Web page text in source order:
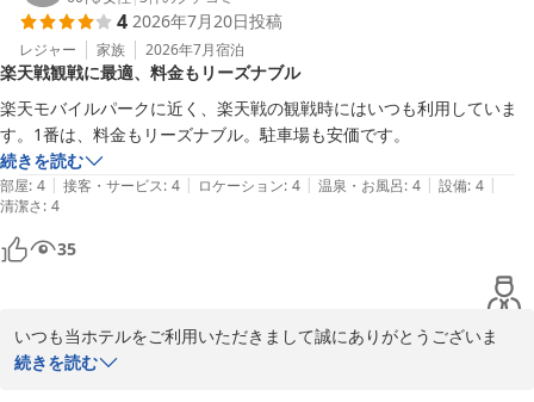
ンビニ』『仙台サンプラザホール』『楽天最強モバイルパ－ク』が
徒歩圏内の立地ということもあり、野球観戦やコンサート、スポー
ツイベント等でご利用くださるお客様も大変多く、たくさんのお客
様にご好評いただいております。
お客様からは、お褒めの言葉を頂戴し、スタッフ一同、安堵いたし
ました。ご満足していただけたようで、何よりでございます。
お客様に今後もリピ－トしていただけますよう、更なるサ－ビスの
向上と、真心込めたおもてなしに精進して参りますので、また仙台
へお越しの際は、ぜひ丘のホテルへ足をお運びくださいますようお
4 2026年7月20日投稿
レジャー 家族 2026年7月宿泊
楽天戦観戦に最適、料金もリーズナブル
楽天モバイルパークに近く、楽天戦の観戦時にはいつも利用していま
す。1番は、料金もリーズナブル。駐車場も安価です。
続きを読む
部屋: 4 | 接客・サービス: 4 | ロケーション: 4 | 温泉・お風呂: 4 | 設備: 4 |
清潔さ: 4
35
いつも当ホテルをご利用いただきまして誠にありがとうございま
す。またお忙しい中、口コミをご投稿賜り、重ねてお礼申し上げま
続きを読む